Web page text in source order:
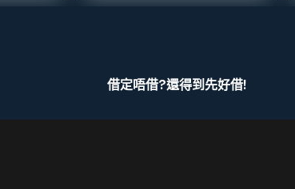
借定唔借?還得到先好借!